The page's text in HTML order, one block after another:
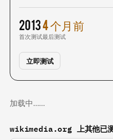
2013
首次测试
4 个月前
最后测试
立即测试
加载中……
wikimedia.org 上其他已